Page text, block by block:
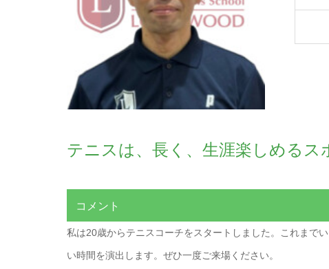
テニスは、長く、生涯楽しめるス
コメント
私は20歳からテニスコーチをスタートしました。これまで
い時間を演出します。ぜひ一度ご来場ください。